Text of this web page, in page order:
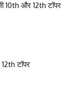
10th और 12th टॉपर
टॉपर